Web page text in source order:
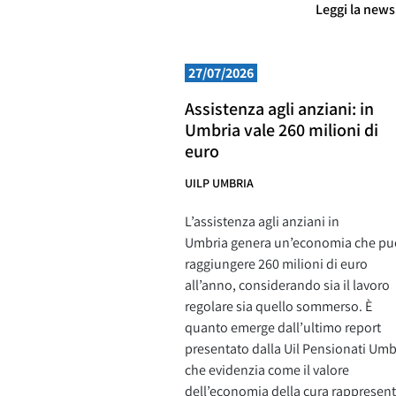
Leggi la
27/07/2026
Assistenza agli anziani: in
Umbria vale 260 milioni di
euro
UILP UMBRIA
L’assistenza agli anziani in
Umbria genera un’economia che
raggiungere 260 milioni di euro
all’anno, considerando sia il lavoro
regolare sia quello sommerso. È
quanto emerge dall’ultimo report
presentato dalla Uil Pensionati
che evidenzia come il valore
dell’economia della cura